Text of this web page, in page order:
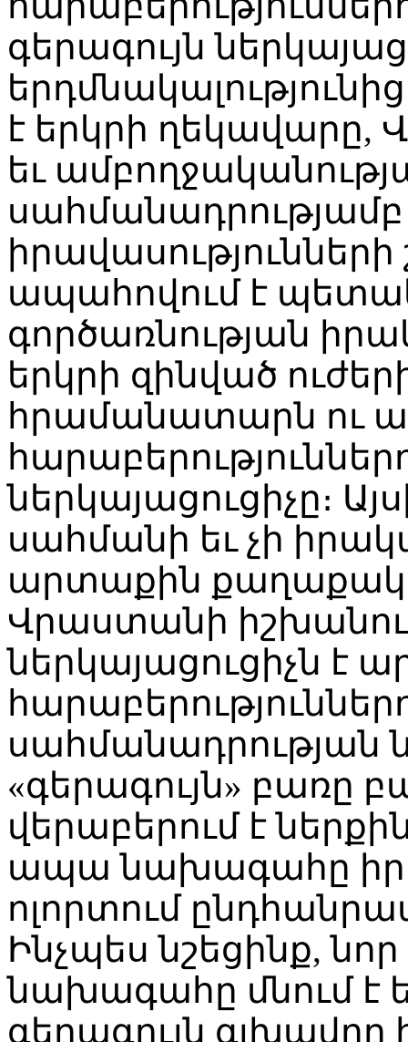
գերագույն
է երկրի ղեկավարը,
եւ
ապահովում է
գործառնության
երկրի զինված
հրամանատարն ու
ներկայացուցիչը։
սահմանի եւ չի
արտաքին
Վրաստանի
ներկայացուցիչն է
սահմանադրության
«գերագույն» բառը
վերաբերում է
ապա նախագահը
ոլորտում
Ինչպես նշեցինք,
նախագահը մնում է
գերագույն